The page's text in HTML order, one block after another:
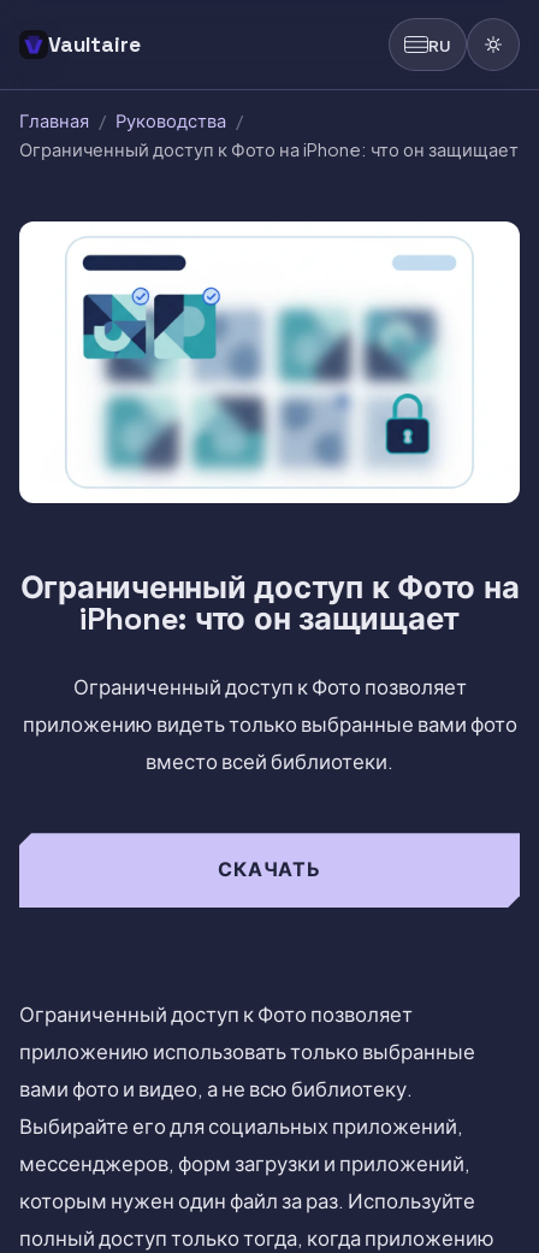
Vaultaire RU
Главная / Руководства /
Ограниченный доступ к Фото на iPhone: что он защищает
Ограниченный доступ к Фото на
iPhone: что он защищает
Ограниченный доступ к Фото позволяет
приложению видеть только выбранные вами фото
вместо всей библиотеки.
СКАЧАТЬ
Ограниченный доступ к Фото позволяет
приложению использовать только выбранные
вами фото и видео, а не всю библиотеку.
Выбирайте его для социальных приложений,
мессенджеров, форм загрузки и приложений,
которым нужен один файл за раз. Используйте
полный доступ только тогда, когда приложению